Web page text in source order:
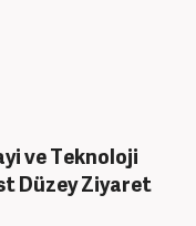
ve Teknoloji
Düzey Ziyaret